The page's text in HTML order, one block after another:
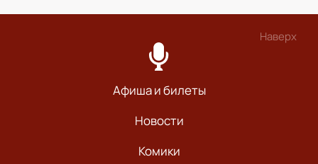
Наверх
Афиша и билеты
Новости
Комики